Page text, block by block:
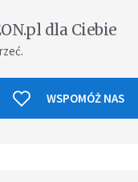
dla Ciebie
WSPOMÓŻ NAS